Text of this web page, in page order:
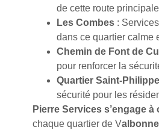
de cette route
Les Combes:
dans ce quartier calme
Chemin de Font de
pour renforcer la
Quartier Saint-Philippe
sécurité pour les
Pierre Services s’engage
chaque quartier de V